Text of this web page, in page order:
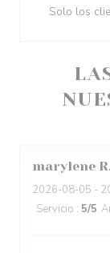
marylene R
2026-08-05 -
Servicio : 5/5
Solo los